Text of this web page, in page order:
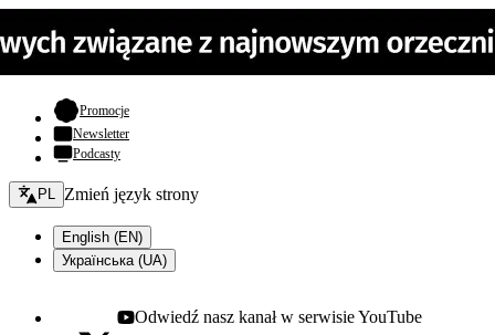
Promocje- otwiera się w nowej karcie
Newsletter
Podcasty
Zmień język - bieżący:
PL Zmień język strony
English (EN)
Українська (UA)
Youtube - otwiera się w nowej karcie
Odwiedź nasz kanał w serwisie YouTube